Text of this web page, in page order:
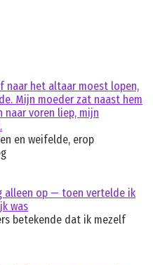
naar het altaar moest lopen,
Mijn moeder zat naast hem
voren liep, mijn
en weifelde, erop
alleen op — toen vertelde ik
was
betekende dat ik mezelf